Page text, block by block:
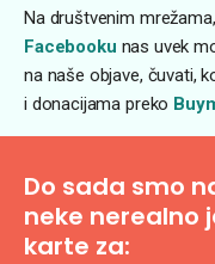
Na društvenim mrežama,
Facebooku nas uvek
na naše objave, čuvati,
i donacijama preko
Do sada smo
neke nerealno
karte za: